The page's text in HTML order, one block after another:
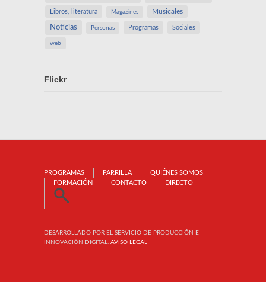
Libros, literatura Magazines Musicales
Noticias Personas Programas Sociales
web
Flickr
PROGRAMAS PARRILLA
QUIÉNES SOMOS
FORMACIÓN
CONTACTO DIRECTO
DESARROLLADO POR EL SERVICIO DE PRODUCCIÓN E
INNOVACIÓN DIGITAL. AVISO LEGAL